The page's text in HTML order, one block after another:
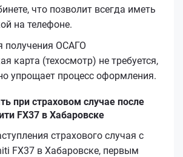
что позволит всегда иметь
на телефоне.
получения ОСАГО
карта (техосмотр) не требуется,
упрощает процесс оформления.
при страховом случае после
FX37 в Хабаровске
страхового случая с
FX37 в Хабаровске, первым